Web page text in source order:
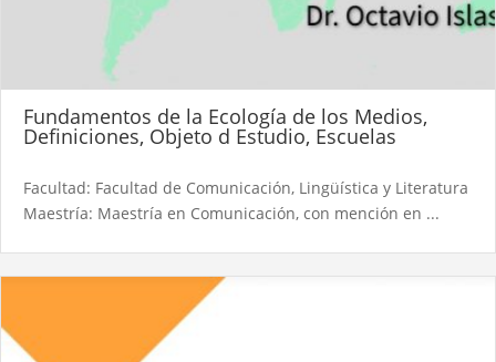
Fundamentos de la Ecología de los Medios,
Definiciones, Objeto d Estudio, Escuelas
Facultad: Facultad de Comunicación, Lingüística y Literatura
Maestría: Maestría en Comunicación, con mención en ...